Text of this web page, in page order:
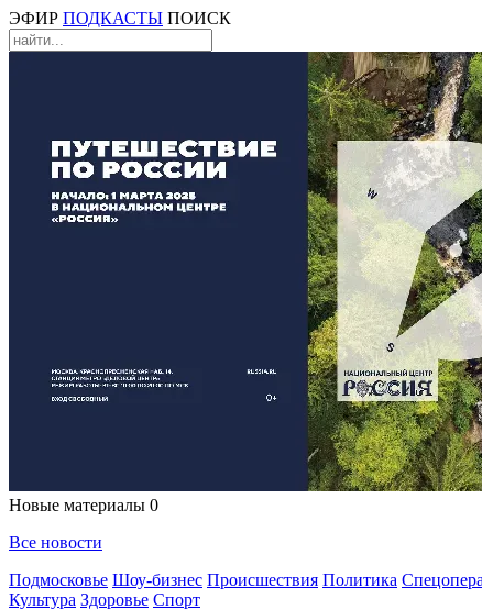
ЭФИР ПОДКАСТЫ ПОИСК
Новые материалы 0
Все новости
Подмосковье Шоу-бизнес Происшествия Политика
Культура Здоровье Спорт